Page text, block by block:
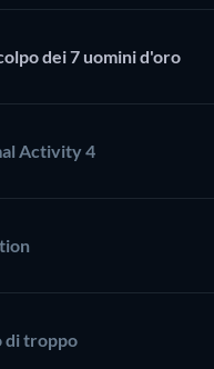
dei 7 uomini d'oro
Activity 4
di troppo